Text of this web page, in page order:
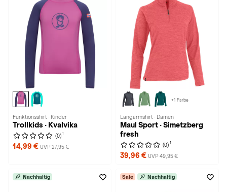
Funktionsshirt · Kinder
Trollkids · Kvalvika
(0) 1
14,99 € UVP 27,95 €
+1 Farbe
Langarmshirt · Damen
Maul Sport · Simetzberg
fresh
(0) 1
39,96 € UVP 49,95 €
Nachhaltig Sale Nachhaltig